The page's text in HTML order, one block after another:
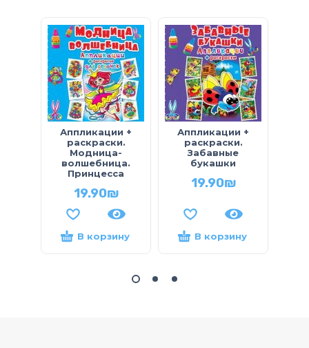
Аппликации +
раскраски.
Модница-
волшебница.
Принцесса
19.90₪
В корзину
Аппликации +
раскраски.
Забавные
букашки
19.90₪
В корзину